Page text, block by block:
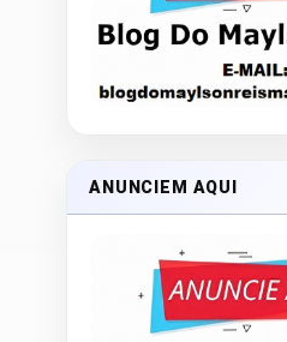
ANUNCIEM AQUI